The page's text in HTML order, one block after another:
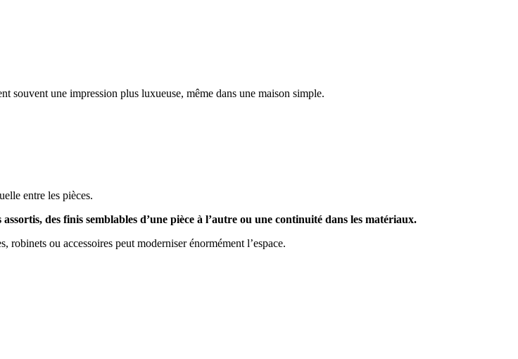
souvent une impression plus luxueuse, même dans une maison simple.
entre les pièces.
des finis semblables d’une pièce à l’autre ou une continuité dans les matériaux.
ou accessoires peut moderniser énormément l’espace.